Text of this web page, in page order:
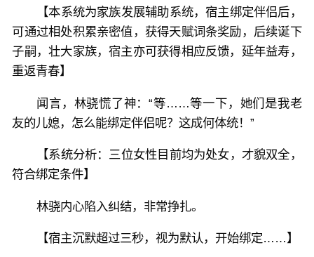
【本系统为家族发展辅助系统，宿主绑定伴侣后，
可通过相处积累亲密值，获得天赋词条奖励，后续诞下
子嗣，壮大家族，宿主亦可获得相应反馈，延年益寿，
重返青春】
闻言，林骁慌了神：“等……等一下，她们是我老
友的儿媳，怎么能绑定伴侣呢？这成何体统！”
【系统分析：三位女性目前均为处女，才貌双全，
符合绑定条件】
林骁内心陷入纠结，非常挣扎。
【宿主沉默超过三秒，视为默认，开始绑定……】